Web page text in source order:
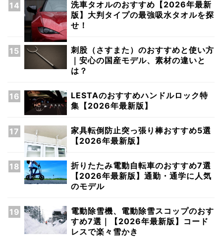
洗車タオルのおすすめ【2026年最新
版】大判タイプの最強吸水タオルを探
せ！
刺股（さすまた）のおすすめと使い方
｜安心の国産モデル、素材の違いと
は？
LESTAのおすすめハンドルロック特
集【2026年最新版】
家具転倒防止突っ張り棒おすすめ5選
【2026年最新版】
折りたたみ電動自転車のおすすめ7選
【2026年最新版】通勤・通学に人気
のモデル
電動除雪機、電動除雪スコップのおす
すめ7選｜【2026年最新版】コード
レスで楽々雪かき